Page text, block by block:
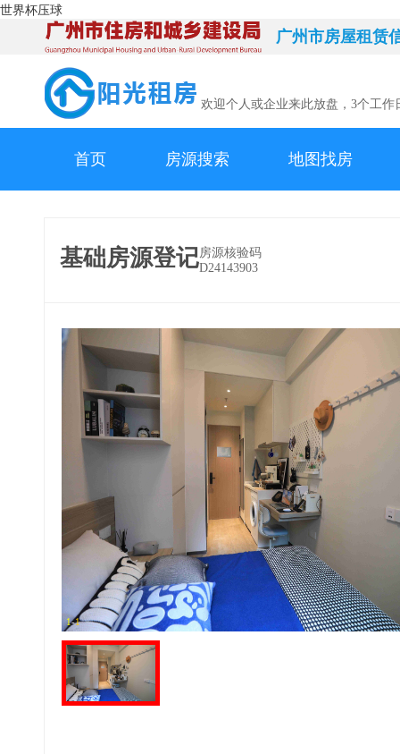
世界杯压球
广州市房屋租赁
欢迎个人或企业来此放盘，3个工作
首页 房源搜索 地图找房
基础房源登记房源核验码
D24143903
1-1